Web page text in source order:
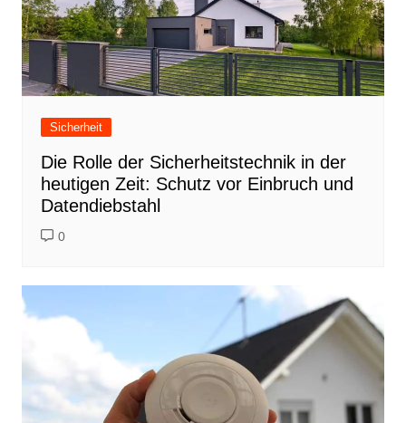
Sicherheit
Die Rolle der Sicherheitstechnik in der
heutigen Zeit: Schutz vor Einbruch und
Datendiebstahl
0